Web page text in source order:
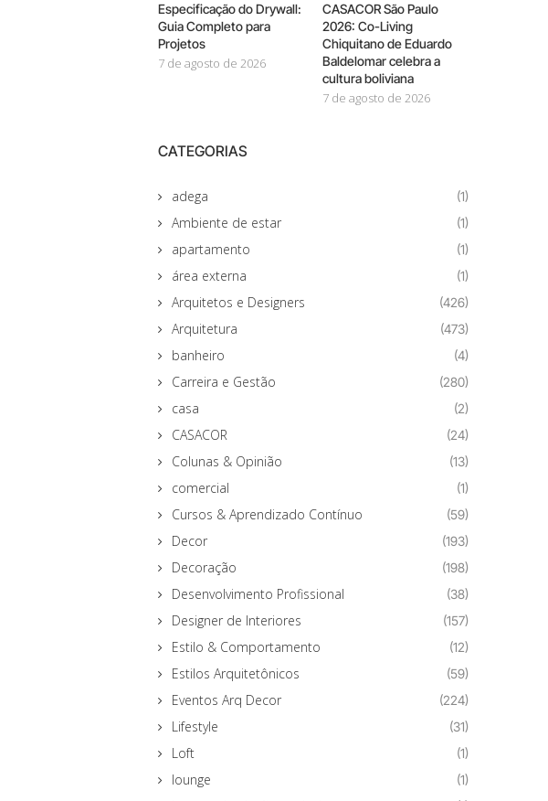
Especificação do Drywall:
Guia Completo para
Projetos
7 de agosto de 2026
CASACOR São Paulo
2026: Co-Living
Chiquitano de Eduardo
Baldelomar celebra a
cultura boliviana
7 de agosto de 2026
CATEGORIAS
adega (1)
Ambiente de estar (1)
apartamento (1)
área externa (1)
Arquitetos e Designers (426)
Arquitetura (473)
banheiro (4)
Carreira e Gestão (280)
casa (2)
CASACOR (24)
Colunas & Opinião (13)
comercial (1)
Cursos & Aprendizado Contínuo (59)
Decor (193)
Decoração (198)
Desenvolvimento Profissional (38)
Designer de Interiores (157)
Estilo & Comportamento (12)
Estilos Arquitetônicos (59)
Eventos Arq Decor (224)
Lifestyle (31)
Loft (1)
lounge (1)